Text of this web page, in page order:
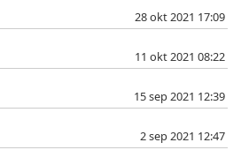
28 okt 2021 17:09
11 okt 2021 08:22
15 sep 2021 12:39
2 sep 2021 12:47